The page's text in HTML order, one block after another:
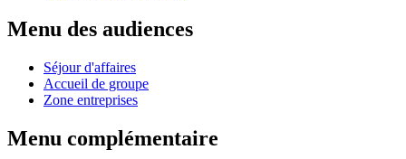
Menu des audiences
Séjour d'affaires
Accueil de groupe
Zone entreprises
Menu complémentaire